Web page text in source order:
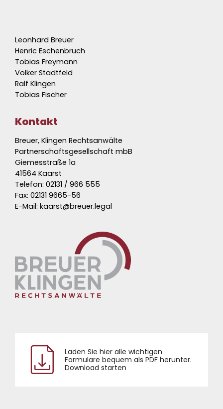
Leonhard Breuer
Henric Eschenbruch
Tobias Freymann
Volker Stadtfeld
Ralf Klingen
Tobias Fischer
Kontakt
Breuer, Klingen Rechtsanwälte
Partnerschaftsgesellschaft mbB
Giemesstraße 1a
41564 Kaarst
Telefon: 02131 / 966 555
Fax: 02131 9665-56
E-Mail: kaarst@breuer.legal
Laden Sie hier alle wichtigen
Formulare bequem als PDF herunter.
Download starten